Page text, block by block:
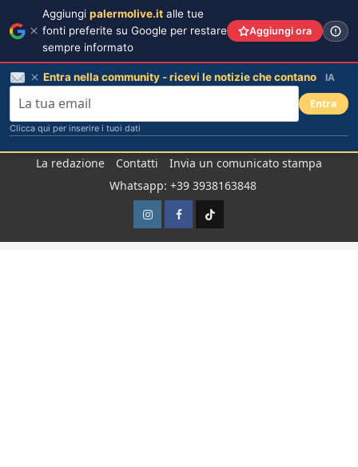
La redazione Contatti
Invia un comunicato stampa
Whatsapp: +39 3938163848
InstagramFacebook
TikTok
Aggiungi palermolive.it alle tue
fonti preferite su Google per restare
sempre informato
Aggiungi ora
Entra nella community - ricevi le notizie che contano IA
Entra
Clicca qui per inserire i tuoi dati